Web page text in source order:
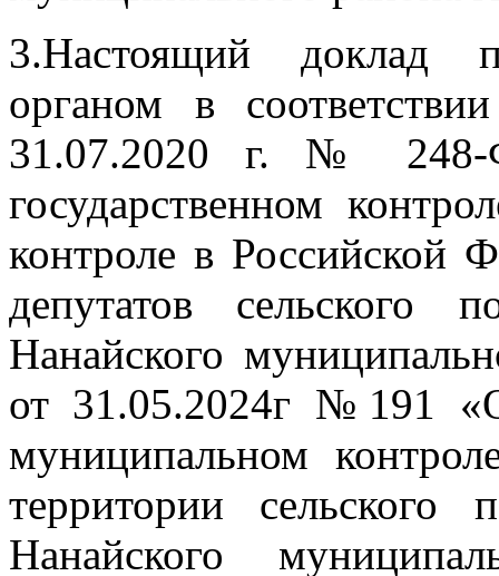
3.Настоящий доклад
органом в
31.07.2020 г. № 248-
государственном
контроле в Российской
депутатов сельского
Нанайского
от 31.05.2024г №191
муниципальном
территории сельского
Нанайского